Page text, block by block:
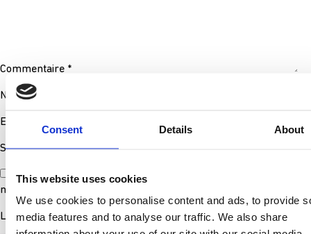
Consent Details About
This website uses cookies
We use cookies to personalise content and ads, to provide
media features and to analyse our traffic. We also share
Commentaire *
Nom*
E-mail
Site web
Enregistrer mon nom, mon e-mail et mon site dans le
navigateur pour mon prochain commentaire.